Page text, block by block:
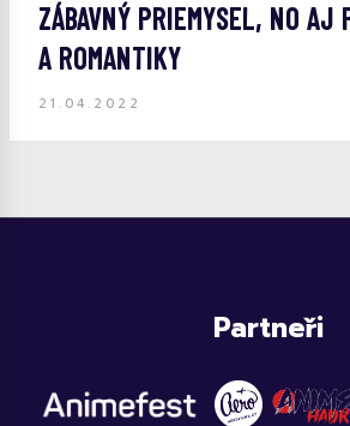
ZÁBAVNÝ PRIEMYSEL, NO AJ
A ROMANTIKY
21.04.2022
Partneři